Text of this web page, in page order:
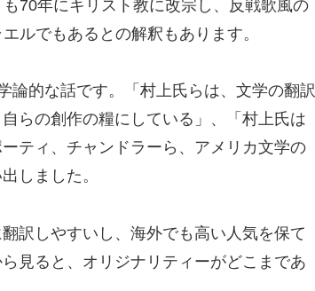
70年にキリスト教に改宗し、反戦歌風の
ルでもあるとの解釈もあります。
論的な話です。「村上氏らは、文学の翻訳
らの創作の糧にしている」、「村上氏は
ティ、チャンドラーら、アメリカ文学の
しました。
訳しやすいし、海外でも高い人気を保て
見ると、オリジナリティーがどこまであ